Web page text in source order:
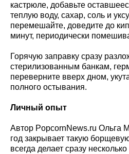
кастрюле, добавьте
теплую воду, сахар, соль и
перемешайте, доведите до
минут, периодически
Горячую заправку сразу
стерилизованным банкам,
переверните вверх дном,
полного остывания.
Личный опыт
Автор PopcornNews.ru Ольга
год закрывает такую
всегда делает сразу